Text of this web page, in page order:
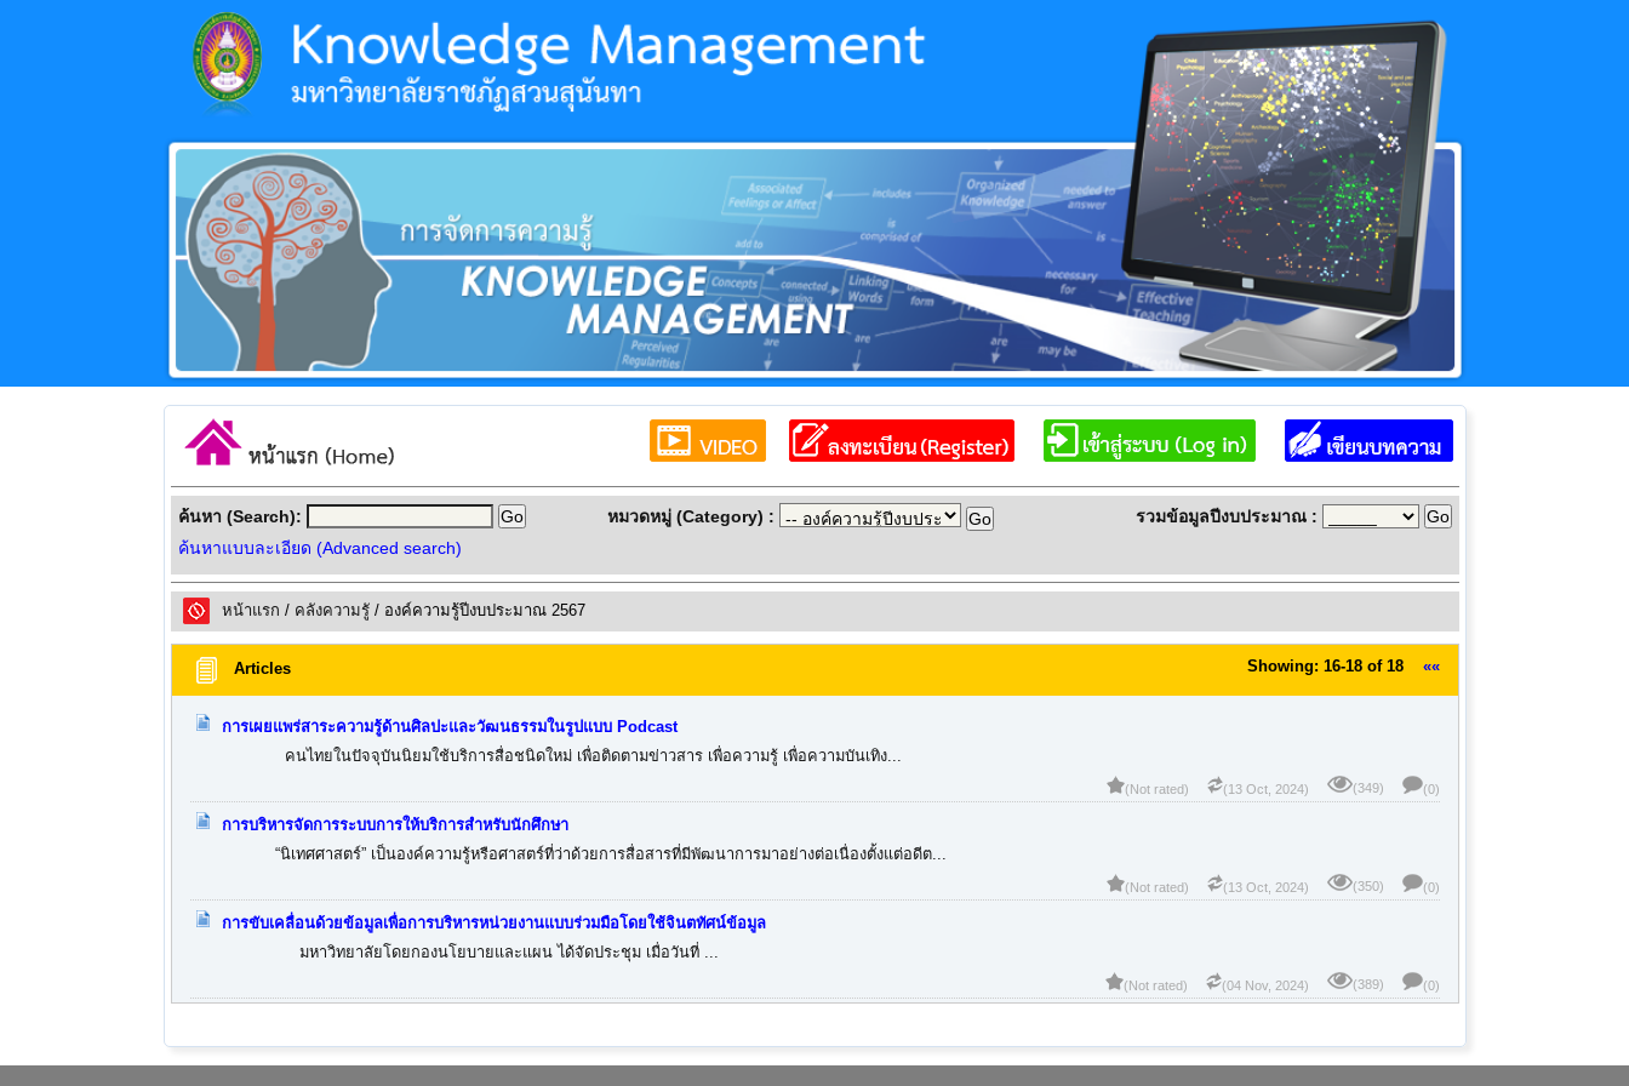
ค้นหา (Search):
ค้นหาแบบละเอียด (Advanced search)
หมวดหมู่ (Category) : รวมข้อมูลปีงบประมาณ :
หน้าแรก / คลังความรูั/ องค์ความรู้ปีงบประมาณ 2567
Articles Showing: 16-18 of 18 ««
การเผยแพร่สาระความรู้ด้านศิลปะและวัฒนธรรมในรูปแบบ Podcast
คนไทยในปัจจุบันนิยมใช้บริการสื่อชนิดใหม่ เพื่อติดตามข่าวสาร เพื่อความรู้ เพื่อความบันเทิง...
(Not rated) (13 Oct, 2024) (349) (0)
การบริหารจัดการระบบการให้บริการสำหรับนักศึกษา
“นิเทศศาสตร์” เป็นองค์ความรู้หรือศาสตร์ที่ว่าด้วยการสื่อสารที่มีพัฒนาการมาอย่างต่อเนื่องตั้งแต่อดีต...
(Not rated) (13 Oct, 2024) (350) (0)
การขับเคลื่อนด้วยข้อมูลเพื่อการบริหารหน่วยงานแบบร่วมมือโดยใช้จินตทัศน์ข้อมูล
มหาวิทยาลัยโดยกองนโยบายและแผน ได้จัดประชุม เมื่อวันที่ ...
(Not rated) (04 Nov, 2024) (389) (0)